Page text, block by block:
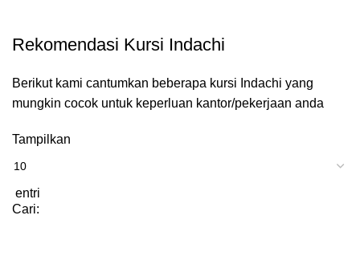
Rekomendasi Kursi Indachi
Berikut kami cantumkan beberapa kursi Indachi yang
mungkin cocok untuk keperluan kantor/pekerjaan anda
Tampilkan
entri
Cari: